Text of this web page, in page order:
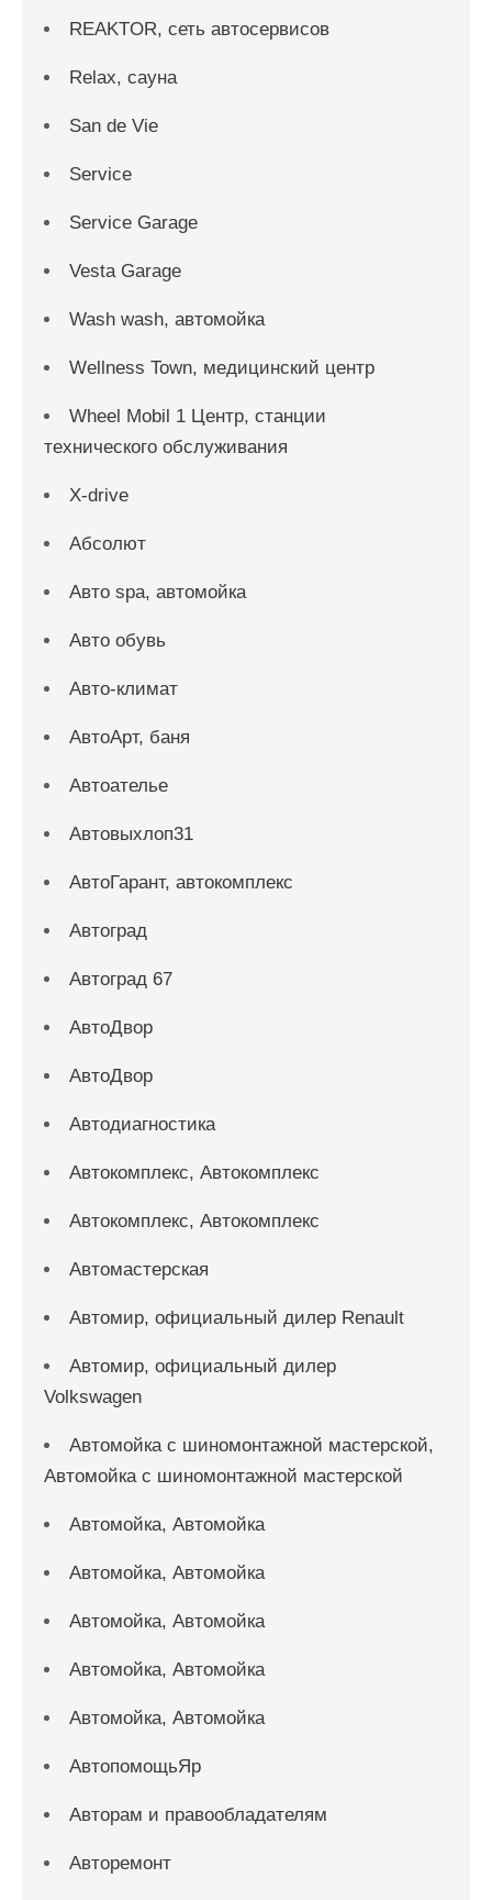
REAKTOR, сеть автосервисов
Relax, сауна
San dе Vie
Service
Service Garage
Vesta Garage
Wash wash, автомойка
Wellness Town, медицинский центр
Wheel Mobil 1 Центр, станции
технического обслуживания
X-drive
Абсолют
Авто spa, автомойка
Авто обувь
Авто-климат
АвтоАрт, баня
Автоателье
Автовыхлоп31
АвтоГарант, автокомплекс
Автоград
Автоград 67
АвтоДвор
АвтоДвор
Автодиагностика
Автокомплекс, Автокомплекс
Автокомплекс, Автокомплекс
Автомастерская
Автомир, официальный дилер Renault
Автомир, официальный дилер
Volkswagen
Автомойка с шиномонтажной мастерской,
Автомойка с шиномонтажной мастерской
Автомойка, Автомойка
Автомойка, Автомойка
Автомойка, Автомойка
Автомойка, Автомойка
Автомойка, Автомойка
АвтопомощьЯр
Авторам и правообладателям
Авторемонт